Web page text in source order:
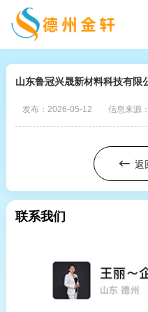
山东鲁冠兴晟新材料科技有限
发布：2026-05-12 信息来源
返
联系我们